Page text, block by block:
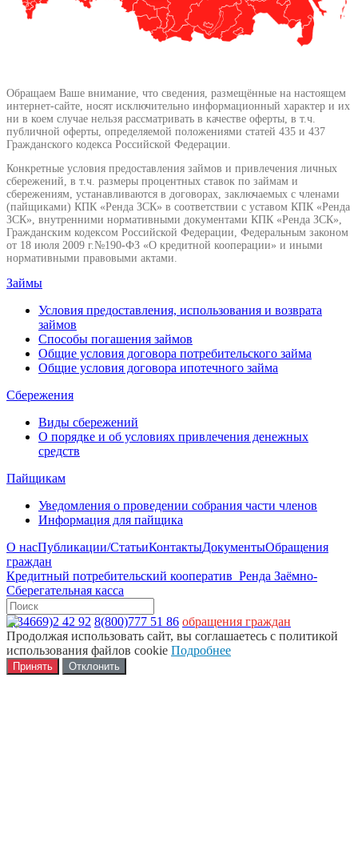
Обращаем Ваше внимание, что сведения, размещённые на настоящем
интернет-сайте, носят исключительно информационный характер и их
ни в коем случае нельзя рассматривать в качестве оферты, в т.ч.
публичной оферты, определяемой положениями статей 435 и 437
Гражданского кодекса Российской Федерации.
Конкретные условия предоставления займов и привлечения личных
сбережений, в т.ч. размеры процентных ставок по займам и
сбережениям, устанавливаются в договорах, заключаемых с членами
(пайщиками) КПК «Ренда ЗСК» в соответствии с уставом КПК «Ренда
ЗСК», внутренними нормативными документами КПК «Ренда ЗСК»,
Гражданским кодексом Российской Федерации, Федеральным законом
от 18 июля 2009 г.№190-ФЗ «О кредитной кооперации» и иными
нормативными правовыми актами.
Займы
Условия предоставления, использования и возврата
займов
Способы погашения займов
Общие условия договора потребительского займа
Общие условия договора ипотечного займа
Сбережения
Виды сбережений
О порядке и об условиях привлечения денежных
средств
Пайщикам
Уведомления о проведении собрания части членов
Информация для пайщика
О насПубликации/СтатьиКонтактыДокументыОбращения
граждан
Кредитный потребительский кооператив Ренда Заёмно-
Сберегательная касса
8(34669)2 42 92 8(800)777 51 86 обращения граждан
Продолжая использовать сайт, вы соглашаетесь с политикой
использования файлов cookie Подробнее
Принять Отклонить